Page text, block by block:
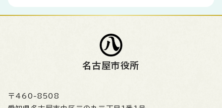
名古屋市役所
〒460-8508